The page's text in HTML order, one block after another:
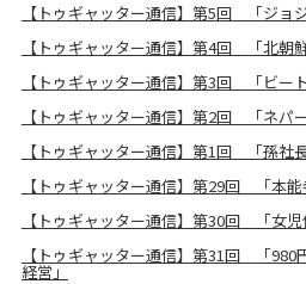
【トゥギャッター通信】第5回 「ジョ
【トゥギャッター通信】第4回 「北朝
【トゥギャッター通信】第3回 「ビー
【トゥギャッター通信】第2回 「ネパ
【トゥギャッター通信】第1回 「孫社
【トゥギャッター通信】第29回 「本能
【トゥギャッター通信】第30回 「女児
【トゥギャッター通信】第31回 「980
経営」